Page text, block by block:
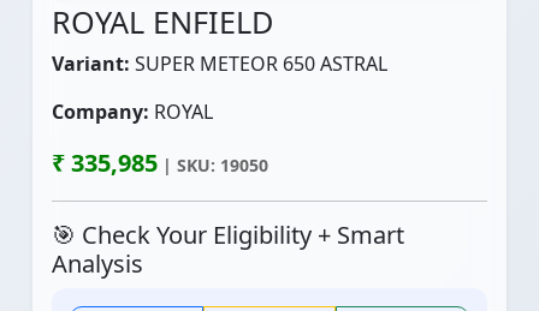
ROYAL ENFIELD
Variant: SUPER METEOR 650 ASTRAL
Company: ROYAL
₹ 335,985 | SKU: 19050
🎯 Check Your Eligibility + Smart
Analysis